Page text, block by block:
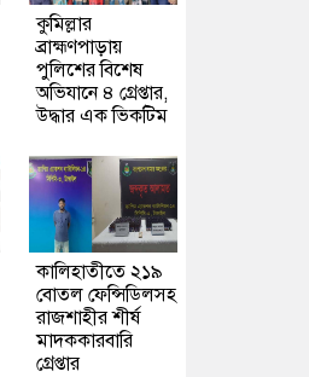
কুমিল্লার
ব্রাহ্মণপাড়ায়
পুলিশের বিশেষ
অভিযানে ৪ গ্রেপ্তার,
উদ্ধার এক ভিকটিম
কালিহাতীতে ২১৯
বোতল ফেন্সিডিলসহ
রাজশাহীর শীর্ষ
মাদককারবারি
গ্রেপ্তার